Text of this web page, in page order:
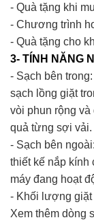
- Quà tặng khi
- Chương trình
- Quà tặng cho
3- TÍNH NĂNG
- Sạch bên
sạch lồng giặt
vòi phun rộng
quả từng sợi vải.
- Sạch bên
thiết kế nắp kính
máy đang hoạt
- Khối lượng
Xem thêm dòng